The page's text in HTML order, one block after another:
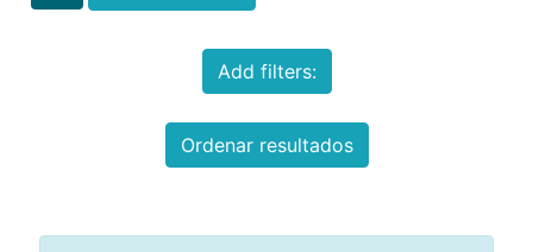
Add filters:
Ordenar resultados